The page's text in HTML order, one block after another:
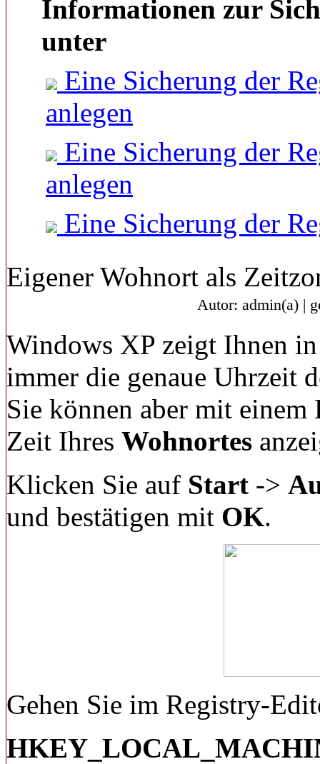
Informationen zur
unter
Eine Sicherung der
anlegen
Eine Sicherung der
anlegen
Eine Sicherung der
Eigener Wohnort als
Autor: admin(a) |
Windows XP zeigt Ihnen
immer die genaue Uhrzeit
Sie können aber mit
Zeit Ihres Wohnortes
Klicken Sie auf Start ->
und bestätigen mit OK.
Gehen Sie im Registry-